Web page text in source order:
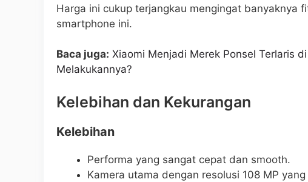
Harga ini cukup terjangkau mengingat banyaknya
smartphone ini.
Baca juga: Xiaomi Menjadi Merek Ponsel Terlaris
Melakukannya?
Kelebihan dan Kekurangan
Kelebihan
Performa yang sangat cepat dan smooth.
Kamera utama dengan resolusi 108 MP